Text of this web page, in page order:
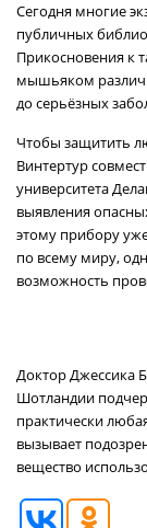
Сегодня многие
публичных
Прикосновения к
мышьяком
до серьёзных
Чтобы защитить
Винтертур
университета
выявления
этому прибору
по всему миру,
возможность
Доктор Джессика
Шотландии
практически
вызывает
вещество